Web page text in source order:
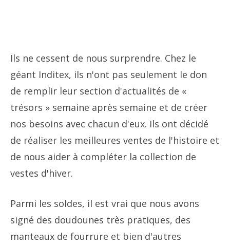
Ils ne cessent de nous surprendre. Chez le
géant Inditex, ils n'ont pas seulement le don
de remplir leur section d'actualités de «
trésors » semaine après semaine et de créer
nos besoins avec chacun d'eux. Ils ont décidé
de réaliser les meilleures ventes de l'histoire et
de nous aider à compléter la collection de
vestes d'hiver.
Parmi les soldes, il est vrai que nous avons
signé des doudounes très pratiques, des
manteaux de fourrure et bien d'autres